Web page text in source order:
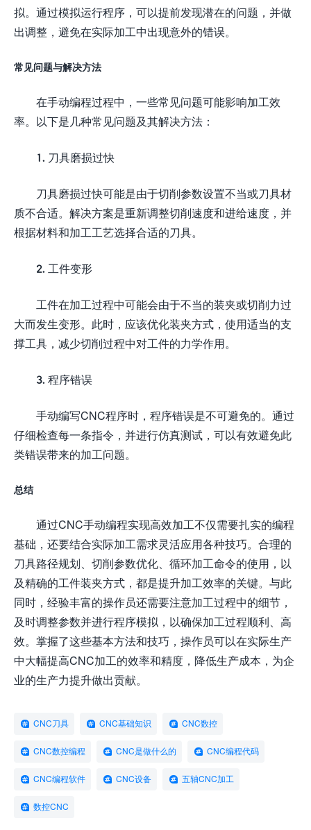
拟。通过模拟运行程序，可以提前发现潜在的问题，并做
出调整，避免在实际加工中出现意外的错误。
常见问题与解决方法
在手动编程过程中，一些常见问题可能影响加工效
率。以下是几种常见问题及其解决方法：
1. 刀具磨损过快
刀具磨损过快可能是由于切削参数设置不当或刀具材
质不合适。解决方案是重新调整切削速度和进给速度，并
根据材料和加工工艺选择合适的刀具。
2. 工件变形
工件在加工过程中可能会由于不当的装夹或切削力过
大而发生变形。此时，应该优化装夹方式，使用适当的支
撑工具，减少切削过程中对工件的力学作用。
3. 程序错误
手动编写CNC程序时，程序错误是不可避免的。通过
仔细检查每一条指令，并进行仿真测试，可以有效避免此
类错误带来的加工问题。
总结
通过CNC手动编程实现高效加工不仅需要扎实的编程
基础，还要结合实际加工需求灵活应用各种技巧。合理的
刀具路径规划、切削参数优化、循环加工命令的使用，以
及精确的工件装夹方式，都是提升加工效率的关键。与此
同时，经验丰富的操作员还需要注意加工过程中的细节，
及时调整参数并进行程序模拟，以确保加工过程顺利、高
效。掌握了这些基本方法和技巧，操作员可以在实际生产
中大幅提高CNC加工的效率和精度，降低生产成本，为企
业的生产力提升做出贡献。
CNC刀具 CNC基础知识 CNC数控
CNC数控编程 CNC是做什么的 CNC编程代码
CNC编程软件 CNC设备 五轴CNC加工
数控CNC